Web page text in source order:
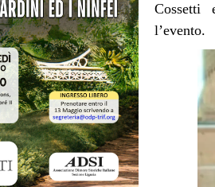
Cossetti
l’evento.